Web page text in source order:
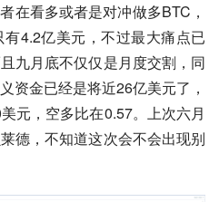
在看多或者是对冲做多BTC，
4.2亿美元，不过最大痛点已
九月底不仅仅是月度交割，同
资金已经是将近26亿美元了，
元，空多比在0.57。上次六月
德，不知道这次会不会出现别